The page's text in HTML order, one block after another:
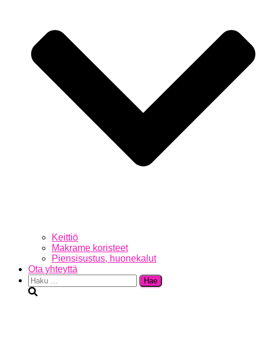
Keittiö
Makrame koristeet
Piensisustus, huonekalut
Ota yhteyttä
Haku: